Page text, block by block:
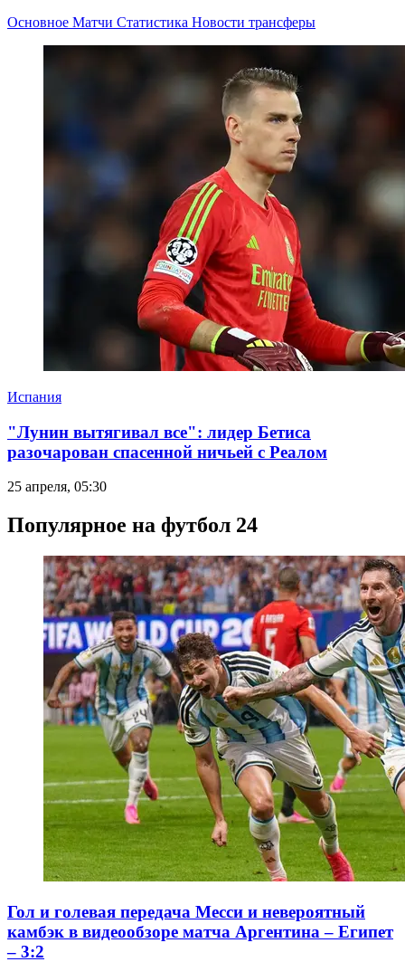
Основное Матчи Статистика Новости трансферы
Испания
"Лунин вытягивал все": лидер Бетиса
разочарован спасенной ничьей с Реалом
25 апреля, 05:30
Популярное на футбол 24
Гол и голевая передача Месси и невероятный
камбэк в видеообзоре матча Аргентина – Египет
– 3:2